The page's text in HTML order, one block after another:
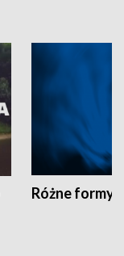
Różne formy